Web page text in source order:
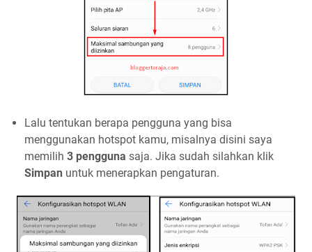
Lalu tentukan berapa pengguna yang bisa
menggunakan hotspot kamu, misalnya disini saya
memilih 3 pengguna saja. Jika sudah silahkan klik
Simpan untuk menerapkan pengaturan.